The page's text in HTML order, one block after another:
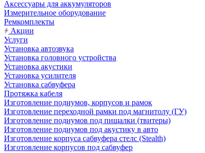
Аксессуары для аккумуляторов
Измерительное оборудование
Ремкомплекты
Акции
Услуги
Установка автозвука
Установка головного устройства
Установка акустики
Установка усилителя
Установка сабвуфера
Протяжка кабеля
Изготовление подиумов, корпусов и рамок
Изготовление переходной рамки под магнитолу (ГУ)
Изготовление подиумов под пищалки (твитеры)
Изготовление подиумов под акустику в авто
Изготовление корпуса сабвуфера стелс (Stealth)
Изготовление корпусов под сабвуфер